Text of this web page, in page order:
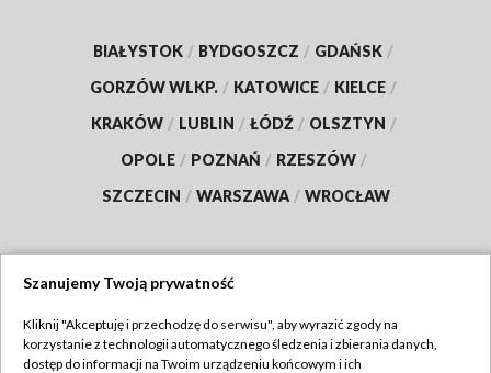
BIAŁYSTOK / BYDGOSZCZ / GDAŃSK /
GORZÓW WLKP. / KATOWICE / KIELCE /
KRAKÓW / LUBLIN / ŁÓDŹ / OLSZTYN /
OPOLE / POZNAŃ / RZESZÓW /
SZCZECIN / WARSZAWA / WROCŁAW
TVP
Szanujemy Twoją prywatność
Kliknij "Akceptuję i przechodzę do serwisu", aby wyrazić zgody na
korzystanie z technologii automatycznego śledzenia i zbierania danych,
dostęp do informacji na Twoim urządzeniu końcowym i ich